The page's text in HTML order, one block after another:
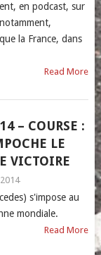
en podcast, sur
la France, dans
Read More
– COURSE :
LE
VICTOIRE
s'impose au
mondiale.
Read More